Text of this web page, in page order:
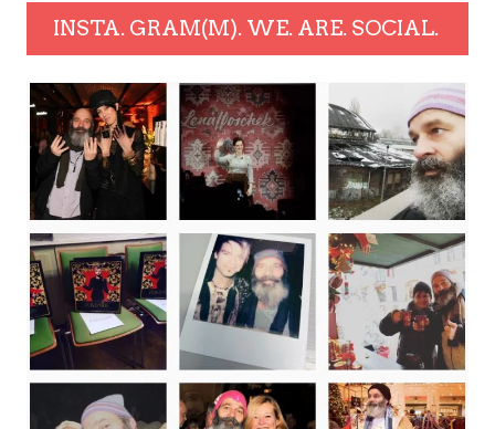
INSTA. GRAM(M). WE. ARE. SOCIAL.